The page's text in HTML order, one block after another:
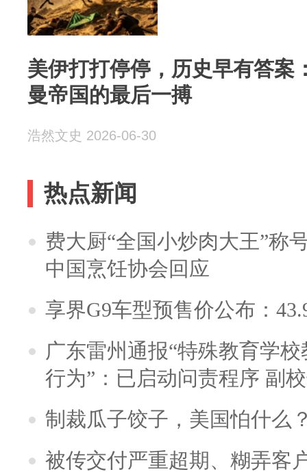
美伊打打停停，历史早有答案
曼帝国的最后一搏
浩然文史 2026-06-30
热点新闻
费大厨“全国小炒肉大王”称
中国烹饪协会回应
享界G9车型预售价公布：
广东雷州通报“特殊教育学
行为”：已启动问责程序 副
制裁瓜子饺子，美国怕什么
被传交付严重超期、糊弄客